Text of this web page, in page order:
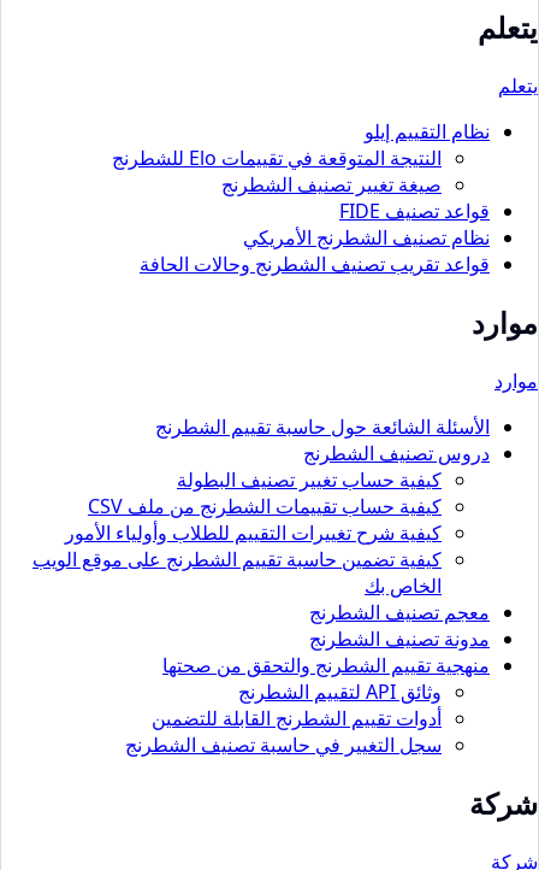
يتعلم
يتعلم
نظام التقييم إيلو
النتيجة المتوقعة في تقييمات Elo للشطرنج
صيغة تغيير تصنيف الشطرنج
قواعد تصنيف FIDE
نظام تصنيف الشطرنج الأمريكي
قواعد تقريب تصنيف الشطرنج وحالات الحافة
موارد
موارد
الأسئلة الشائعة حول حاسبة تقييم الشطرنج
دروس تصنيف الشطرنج
كيفية حساب تغيير تصنيف البطولة
كيفية حساب تقييمات الشطرنج من ملف CSV
كيفية شرح تغييرات التقييم للطلاب وأولياء الأمور
كيفية تضمين حاسبة تقييم الشطرنج على موقع الويب
الخاص بك
معجم تصنيف الشطرنج
مدونة تصنيف الشطرنج
منهجية تقييم الشطرنج والتحقق من صحتها
وثائق API لتقييم الشطرنج
أدوات تقييم الشطرنج القابلة للتضمين
سجل التغيير في حاسبة تصنيف الشطرنج
شركة
شركة